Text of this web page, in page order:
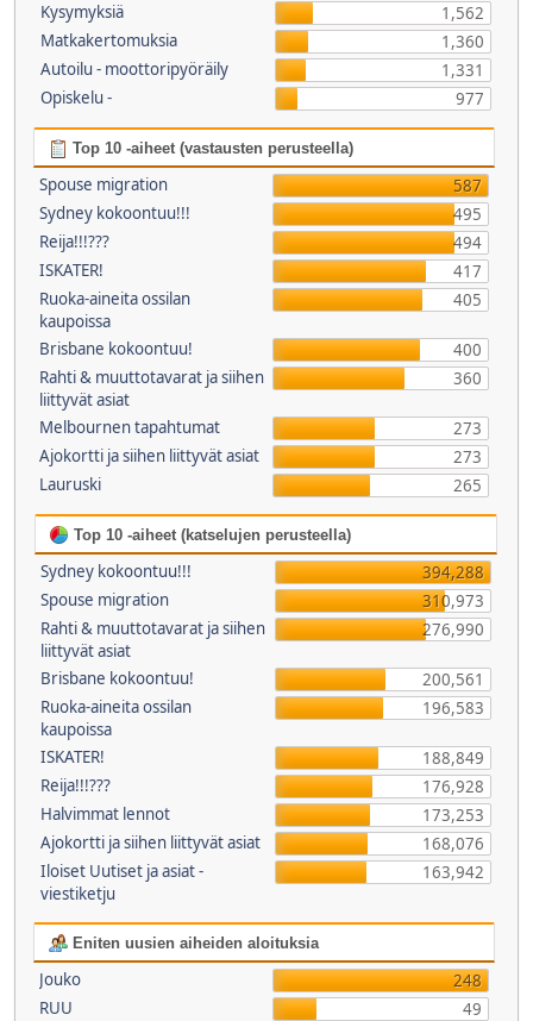
Kysymyksiä
1,562
Matkakertomuksia
1,360
Autoilu - moottoripyöräily
1,331
Opiskelu -
977
Top 10 -aiheet (vastausten perusteella)
Spouse migration
587
Sydney kokoontuu!!!
495
Reija!!!???
494
ISKATER!
417
Ruoka-aineita ossilan
kaupoissa
405
Brisbane kokoontuu!
400
Rahti & muuttotavarat ja siihen
liittyvät asiat
360
Melbournen tapahtumat
273
Ajokortti ja siihen liittyvät asiat
273
Lauruski
265
Top 10 -aiheet (katselujen perusteella)
Sydney kokoontuu!!!
394,288
Spouse migration
310,973
Rahti & muuttotavarat ja siihen
liittyvät asiat
276,990
Brisbane kokoontuu!
200,561
Ruoka-aineita ossilan
kaupoissa
196,583
ISKATER!
188,849
Reija!!!???
176,928
Halvimmat lennot
173,253
Ajokortti ja siihen liittyvät asiat
168,076
Iloiset Uutiset ja asiat -
viestiketju
163,942
Eniten uusien aiheiden aloituksia
Jouko
248
RUU
49